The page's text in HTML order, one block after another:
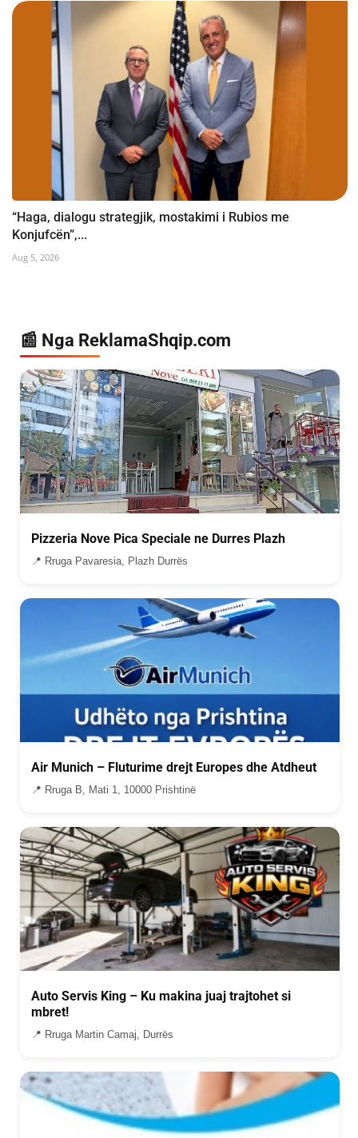
“Haga, dialogu strategjik, mostakimi i Rubios me
Konjufcën”,...
Aug 5, 2026
📰 Nga ReklamaShqip.com
Pizzeria Nove Pica Speciale ne Durres Plazh
📍 Rruga Pavaresia, Plazh Durrës
Air Munich – Fluturime drejt Europes dhe Atdheut
📍 Rruga B, Mati 1, 10000 Prishtinë
Auto Servis King – Ku makina juaj trajtohet si
mbret!
📍 Rruga Martin Camaj, Durrës